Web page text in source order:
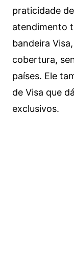
praticidade
atendimento
bandeira
cobertura,
países. Ele
de Visa que
exclusivos.